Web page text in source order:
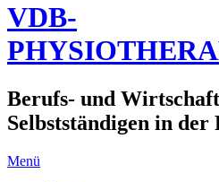
VDB-
Berufs- und
Selbstständigen in der
Menü